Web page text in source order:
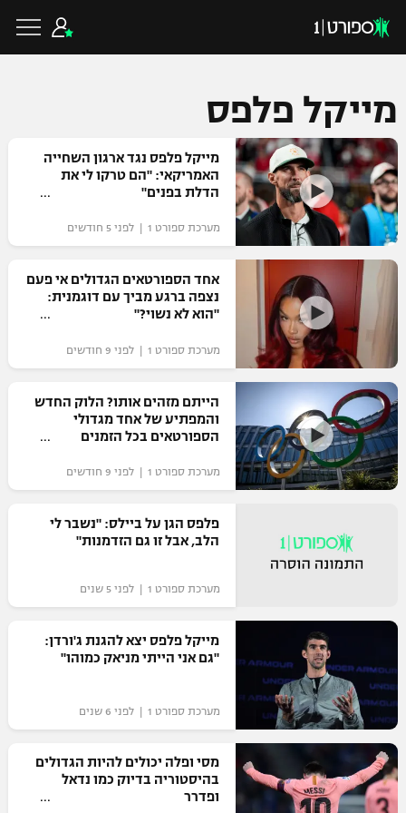
VOD
רץ ברשת
לוח שידורים
ברחבה
"מעל הליגה" – פודקאסט
כדורגל ישראלי
ליגת העל
גביע הטוטו
ליגיונרים
גביע המדינה
נבחרת ישראל
מכבי חיפה
מכבי תל אביב
הפועל חיפה
הפועל באר שבע
מכבי נתניה
בני יהודה
כדורגל עולמי
ליגת האלופות
ליגה אירופית
ליגה אנגלית
ליגה גרמנית
ליגה ספרדית
ליגה איטלקית
ליגה צרפתית
ליגה טורקית
ליגה סינית
ליגה ברזילאית
ליגות נוספות
כדורסל ישראלי
ליגת ווינר סל
ליגה לאומית
כדורסל נשים
מכבי תל אביב
הפועל ירושלים
כדורסל עולמי
NBA
יורוליג
יורוקאפ
ענפים נוספים
טניס
כדורעף
אגרוף
ספורט אולימפי
UFC
היאבקות WWE
מייקל פלפס
מייקל פלפס נגד ארגון השחייה
האמריקאי: "הם טרקו לי את
הדלת בפנים"
מערכת ספורט 1 | לפני 5 חודשים
אחד הספורטאים הגדולים אי פעם
נצפה ברגע מביך עם דוגמנית:
"הוא לא נשוי?"
מערכת ספורט 1 | לפני 9 חודשים
הייתם מזהים אותו? הלוק החדש
והמפתיע של אחד מגדולי
הספורטאים בכל הזמנים
מערכת ספורט 1 | לפני 9 חודשים
פלפס הגן על ביילס: "נשבר לי
הלב, אבל זו גם הזדמנות"
מערכת ספורט 1 | לפני 5 שנים
מייקל פלפס יצא להגנת ג'ורדן:
"גם אני הייתי מניאק כמוהו"
מערכת ספורט 1 | לפני 6 שנים
מסי ופלה יכולים להיות הגדולים
בהיסטוריה בדיוק כמו נדאל
ופדרר